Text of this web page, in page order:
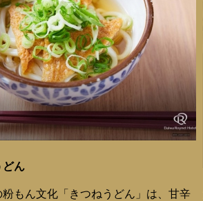
どん
もん文化「きつねうどん」は、甘辛